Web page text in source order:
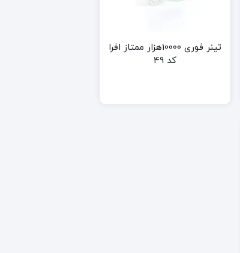
پلاستیک
رنگ اکریلیک
تینر فوری 10000هزار ممتاز افرا
کد 49